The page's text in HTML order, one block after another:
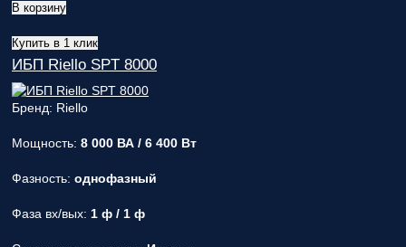
В корзину
Купить в 1 клик
ИБП Riello SPT 8000
Бренд: Riello
Мощность: 8 000 ВА / 6 400 Вт
Фазность: однофазный
Фаза вх/вых: 1 ф / 1 ф